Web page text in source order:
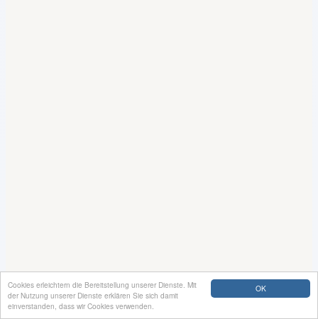
OK
Cookies erleichtern die Bereitstellung unserer Dienste. Mit
der Nutzung unserer Dienste erklären Sie sich damit
einverstanden, dass wir Cookies verwenden.